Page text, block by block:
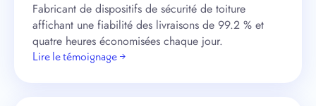
Fabricant de dispositifs de sécurité de toiture
affichant une fiabilité des livraisons de 99.2 % et
quatre heures économisées chaque jour.
Lire le témoignage →